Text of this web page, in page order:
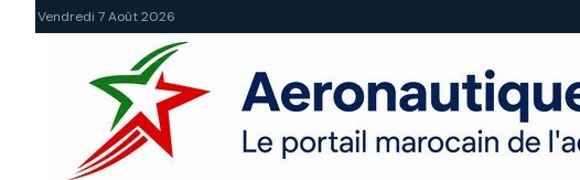
Vendredi 7 Août 2026